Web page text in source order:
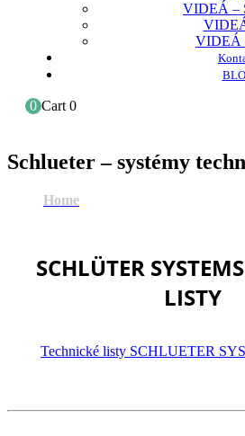
VIDEÁ –
VIDEÁ
0 Cart 0
Schlueter – systémy
Home
SCHLÜTER
LISTY
Technické listy SCHLUETER